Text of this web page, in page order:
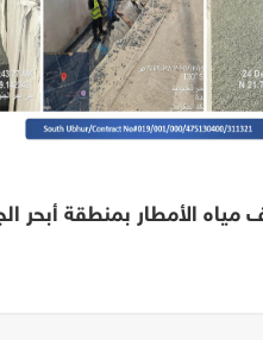
مياه الأمطار بمنطقة أبحر